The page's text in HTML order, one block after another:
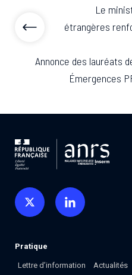
Le
étrangères
Annonce des lauréats
Émergences
Pratique
Lettre d’information Actualités